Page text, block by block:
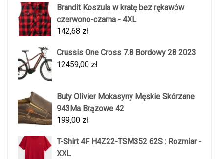
Brandit Koszula w kratę bez rękawów
czerwono-czarna - 4XL
142,68 zł
Crussis One Cross 7.8 Bordowy 28 2023
12459,00 zł
Buty Olivier Mokasyny Męskie Skórzane
943Ma Brązowe 42
199,00 zł
T-Shirt 4F H4Z22-TSM352 62S : Rozmiar -
XXL